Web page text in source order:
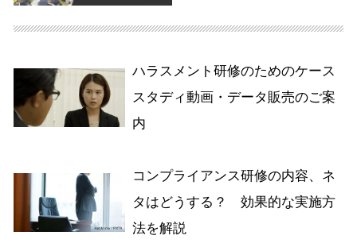
ハラスメント研修のためのケース
スタディ動画・データ販売のご案
内
コンプライアンス研修の内容、ネ
タはどうする？ 効果的な実施方
法を解説